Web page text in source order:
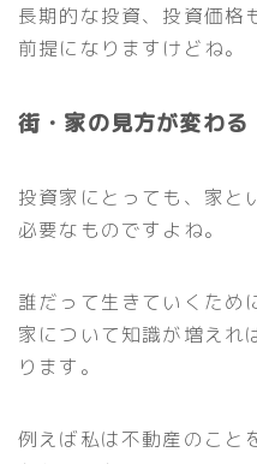
長期的な投資、投資価格
前提になりますけどね。
街・家の見方が変わる
投資家にとっても、家と
必要なものですよね。
誰だって生きていくため
家について知識が増えれ
ります。
例えば私は不動産のこと